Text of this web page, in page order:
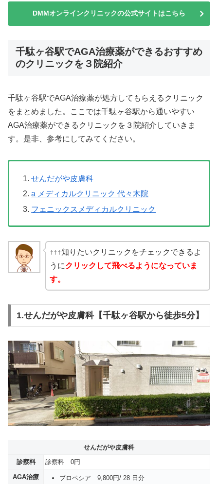
DMMオンラインクリニックの公式サイトはこちら
千駄ヶ谷駅でAGA治療薬ができるおすすめ
のクリニックを３院紹介
千駄ヶ谷駅でAGA治療薬が処方してもらえるクリニック
をまとめました。ここでは千駄ヶ谷駅から通いやすい
AGA治療薬ができるクリニックを３院紹介していきま
す。是非、参考にしてみてください。
せんだがや皮膚科
a メディカルクリニック 代々木院
フェニックスメディカルクリニック
↑↑↑知りたいクリニックをチェックできるよ
うにクリックして飛べるようになっていま
す。
1.せんだがや皮膚科【千駄ヶ谷駅から徒歩5分】
せんだがや皮膚科
診察料
診察料 0円
AGA治療
プロペシア 9,800円/ 28 日分